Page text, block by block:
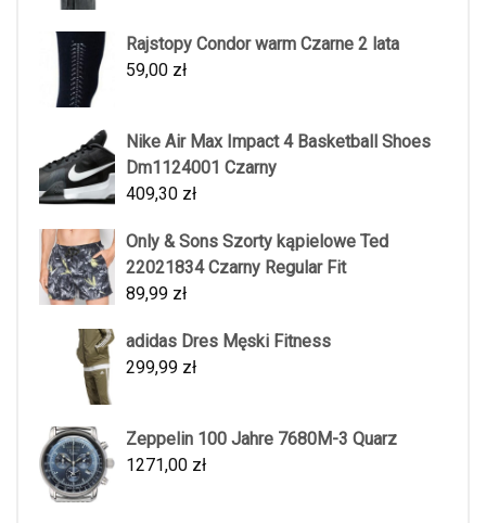
Rajstopy Condor warm Czarne 2 lata
59,00 zł
Nike Air Max Impact 4 Basketball Shoes
Dm1124001 Czarny
409,30 zł
Only & Sons Szorty kąpielowe Ted
22021834 Czarny Regular Fit
89,99 zł
adidas Dres Męski Fitness
299,99 zł
Zeppelin 100 Jahre 7680M-3 Quarz
1271,00 zł